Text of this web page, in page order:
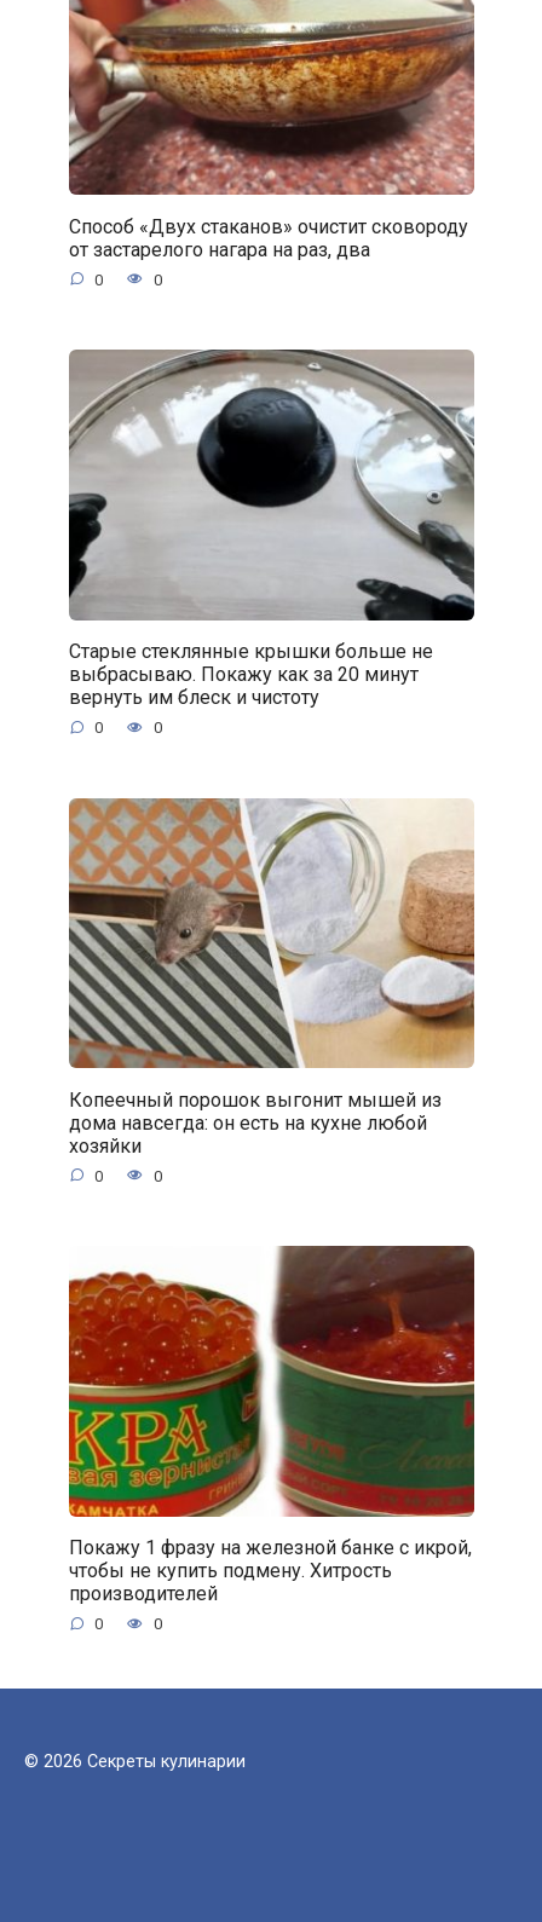
Способ «Двух стаканов» очистит сковороду
от застарелого нагара на раз, два
0 0
Старые стеклянные крышки больше не
выбрасываю. Покажу как за 20 минут
вернуть им блеск и чистоту
0 0
Копеечный порошок выгонит мышей из
дома навсегда: он есть на кухне любой
хозяйки
0 0
Покажу 1 фразу на железной банке с икрой,
чтобы не купить подмену. Хитрость
производителей
0 0
© 2026 Секреты кулинарии